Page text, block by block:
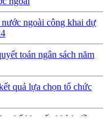
ngoài công khai dự
toán ngân sách năm
quả lựa chọn tổ chức
chế khuyến khích đầu tư